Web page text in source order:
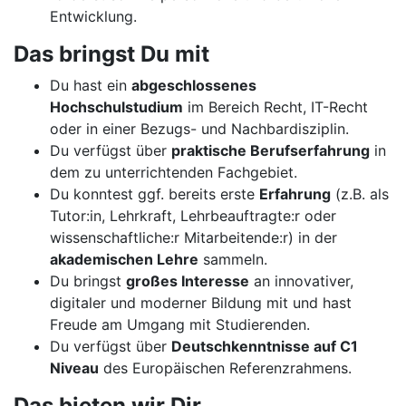
Entwicklung.
Das bringst Du mit
Du hast ein abgeschlossenes
Hochschulstudium im Bereich Recht, IT-Recht
oder in einer Bezugs- und Nachbardisziplin.
Du verfügst über praktische Berufserfahrung in
dem zu unterrichtenden Fachgebiet.
Du konntest ggf. bereits erste Erfahrung (z.B. als
Tutor:in, Lehrkraft, Lehrbeauftragte:r oder
wissenschaftliche:r Mitarbeitende:r) in der
akademischen Lehre sammeln.
Du bringst großes Interesse an innovativer,
digitaler und moderner Bildung mit und hast
Freude am Umgang mit Studierenden.
Du verfügst über Deutschkenntnisse auf C1
Niveau des Europäischen Referenzrahmens.